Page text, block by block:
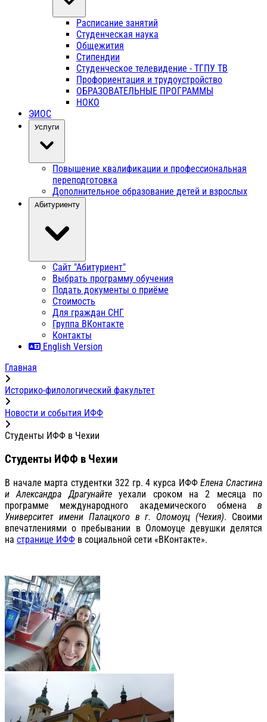
Расписание занятий
Студенческая наука
Общежития
Стипендии
Студенческое телевидение - ТГПУ ТВ
Профориентация и трудоустройство
ОБРАЗОВАТЕЛЬНЫЕ ПРОГРАММЫ
НОКО
ЭИОС
Услуги
Повышение квалификации и профессиональная
переподготовка
Дополнительное образование детей и взрослых
Абитуриенту
Сайт "Абитуриент"
Выбрать программу обучения
Подать документы о приёме
Стоимость
Для граждан СНГ
Группа ВКонтакте
Контакты
English Version
Главная
Историко-филологический факультет
Новости и события ИФФ
Студенты ИФФ в Чехии
Студенты ИФФ в Чехии
В начале марта студентки 322 гр. 4 курса ИФФЕлена Сластина
и Александра Драгунайтеуехали сроком на 2 месяца по
программе международного академического обмена в
Университет имени Палацкого в г. Оломоуц (Чехия). Своими
впечатлениями о пребывании в Оломоуце девушки делятся
на странице ИФФ в социальной сети «ВКонтакте».